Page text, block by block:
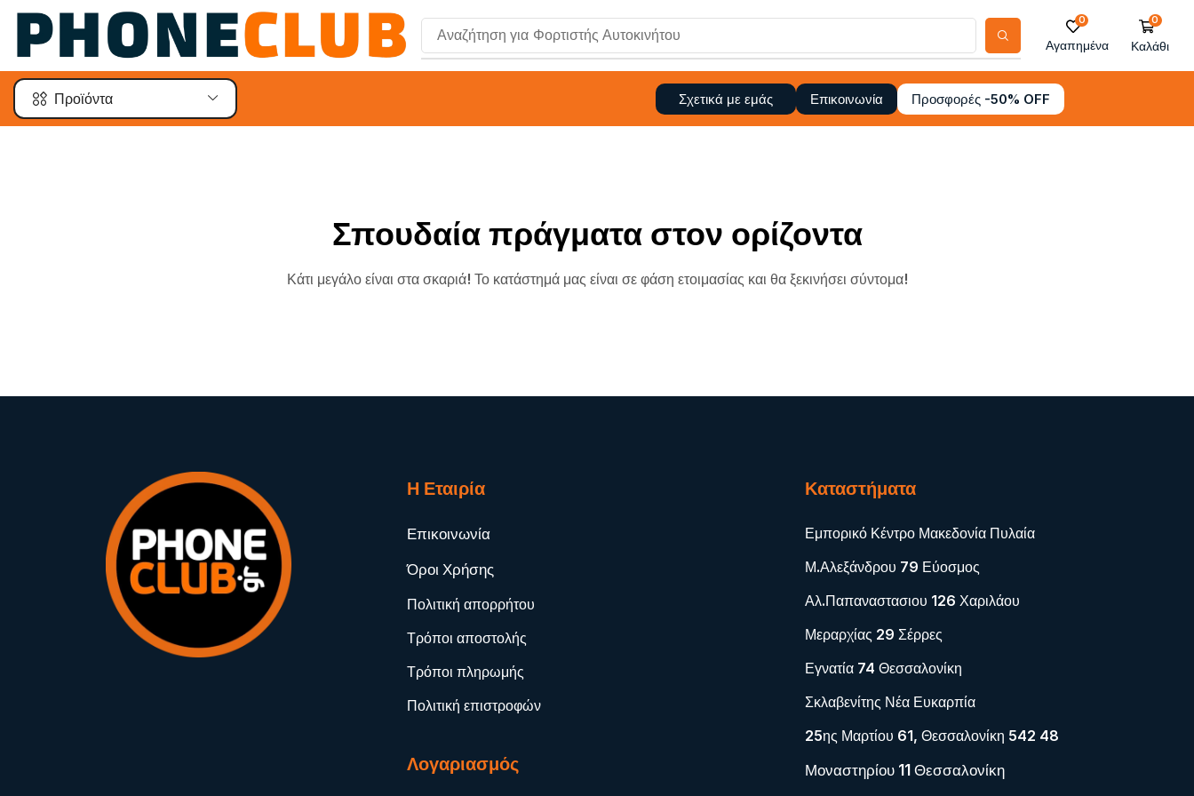
Αναζήτηση για Φορτιστής Αυτοκινήτου
0
Αγαπημένα
0
Καλάθι
Προϊόντα Σχετικά με εμάς Επικοινωνία Προσφορές -50% OFF
Σπουδαία πράγματα στον ορίζοντα
Κάτι μεγάλο είναι στα σκαριά! Το κατάστημά μας είναι σε φάση ετοιμασίας και θα ξεκινήσει σύντομα!
Η Εταιρία
Επικοινωνία
Όροι Χρήσης
Πολιτική απορρήτου
Τρόποι αποστολής
Τρόποι πληρωμής
Πολιτική επιστροφών
Λογαριασμός
Καταστήματα
Εμπορικό Κέντρο Μακεδονία Πυλαία
Μ.Αλεξάνδρου 79 Εύοσμος
Αλ.Παπαναστασιου 126 Χαριλάου
Μεραρχίας 29 Σέρρες
Εγνατία 74 Θεσσαλονίκη
Σκλαβενίτης Νέα Ευκαρπία
25ης Μαρτίου 61, Θεσσαλονίκη 542 48
Μοναστηρίου 11 Θεσσαλονίκη